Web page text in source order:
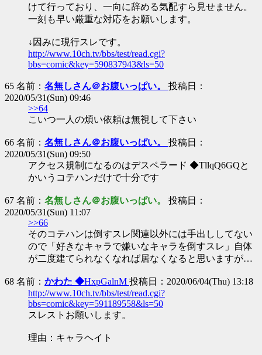
けて行っており、一向に辞める気配すら見せません。
一刻も早い厳重な対応をお願いします。
↓因みに現行スレです。
http://www.10ch.tv/bbs/test/read.cgi?
bbs=comic&key=590837943&ls=50
65 名前： 名無しさん＠お腹いっぱい。 投稿日：
2020/05/31(Sun) 09:46
>>64
こいつ一人の煩い依頼は無視して下さい
66 名前： 名無しさん＠お腹いっぱい。 投稿日：
2020/05/31(Sun) 09:50
アクセス規制になるのはデスペラード ◆TllqQ6GQと
かいうコテハンだけで十分です
67 名前： 名無しさん＠お腹いっぱい。 投稿日：
2020/05/31(Sun) 11:07
>>66
そのコテハンは倒すスレ関連以外には手出ししてない
ので「好きなキャラで嫌いなキャラを倒すスレ」自体
が二度建てられなくなれば居なくなると思いますが…
68 名前： かわた ◆HxpGalnM 投稿日：2020/06/04(Thu) 13:18
http://www.10ch.tv/bbs/test/read.cgi?
bbs=comic&key=591189558&ls=50
スレストお願いします。
理由：キャラヘイト